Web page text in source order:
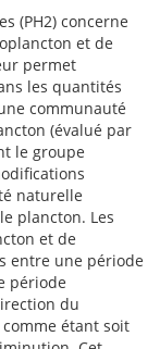
(PH2) concerne
et de
permet
les quantités
communauté
(évalué par
le groupe
naturelle
plancton. Les
et de
entre une période
période
du
étant soit